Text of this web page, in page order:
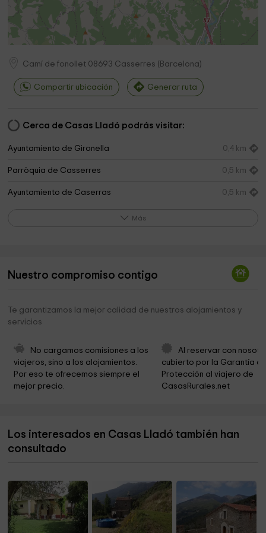
Camí de fonollet 08693 Casserres ( Barcelona)
Compartir ubicación Generar ruta
Cerca de Casas Lladó podrás visitar:
Ayuntamiento de Gironella 0,4 km
Parròquia de Casserres 0,5 km
Ayuntamiento de Caserras 0,5 km
Ermita de Sant Pere 3,9 km
Ayuntamiento de Gironella
Parroquia de Sant Martí de Correa
Ayuntamiento de Gironella
Iglesia de Santa Eulàlia 4,4 km
Torre de Cal Metre 4,5 km
Más
Nuestro compromiso contigo
Te garantizamos la mejor calidad de nuestros alojamientos y
servicios
No cargamos comisiones a los
viajeros, sino a los alojamientos.
Por eso te ofrecemos siempre el
mejor precio.
Al reservar con
cubierto por la Garantía
Protección al viajero de
CasasRurales.net
Los interesados en Casas Lladó también han
consultado